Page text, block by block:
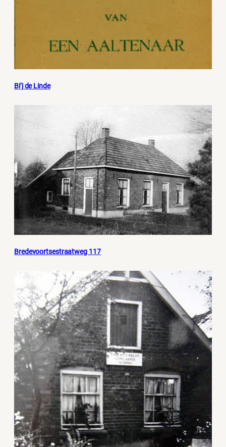
Bi’j de Linde
Bredevoortsestraatweg 117